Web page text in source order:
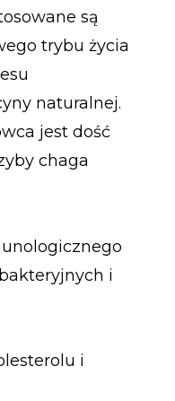
są
trybu życia
naturalnej.
jest dość
chaga
i
i